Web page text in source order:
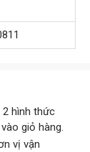
hình thức
giỏ hàng.
vị vận